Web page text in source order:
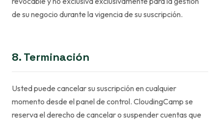
de su negocio durante la vigencia de su suscripción.
8. Terminación
Usted puede cancelar su suscripción en cualquier
momento desde el panel de control. CloudingCamp se
reserva el derecho de cancelar o suspender cuentas que